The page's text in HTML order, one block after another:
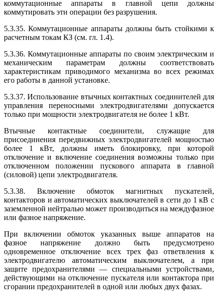
коммутационные аппараты в главной цепи должны
коммутировать эти операции без разрушения.
5.3.35. Коммутационные аппараты должны быть стойкими к
расчетным токам КЗ (см. гл. 1.4).
5.3.36. Коммутационные аппараты по своим электрическим и
механическим параметрам должны соответствовать
характеристикам приводимого механизма во всех режимах
его работы в данной установке.
5.3.37. Использование втычных контактных соединителей для
управления переносными электродвигателями допускается
только при мощности электродвигателя не более 1 кВт.
Втычные контактные соединители, служащие для
присоединения передвижных электродвигателей мощностью
более 1 кВт, должны иметь блокировку, при которой
отключение и включение соединения возможны только при
отключенном положении пускового аппарата в главной
(силовой) цепи электродвигателя.
5.3.38. Включение обмоток магнитных пускателей,
контакторов и автоматических выключателей в сети до 1 кВ с
заземленной нейтралью может производиться на междуфазное
или фазное напряжение.
При включении обмоток указанных выше аппаратов на
фазное напряжение должно быть предусмотрено
одновременное отключение всех трех фаз ответвления к
электродвигателю автоматическим выключателем, а при
защите предохранителями — специальными устройствами,
действующими на отключение пускателя или контактора при
сгорании предохранителей в одной или любых двух фазах.